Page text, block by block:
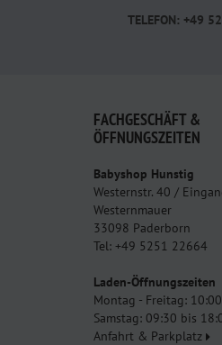
TELEFON: +49
FACHGESCHÄFT &
ÖFFNUNGSZEITEN
Babyshop Hunstig
Westernstr. 40 /
Westernmauer
33098 Paderborn
Tel: +49 5251 22664
Laden-Öffnungszeiten
Montag - Freitag:
Samstag: 09:30 bis
Anfahrt & Parkplatz